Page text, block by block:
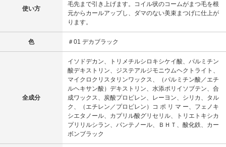
使い方
毛先まで引き上げます。コイル状のコームがまつ毛を根
元からカールアップし、ダマのない美束まつげに仕上が
ります。
色 ＃01 デカブラック
全成分
イソドデカン、トリメチルシロキシケイ酸、パルミチン
酸デキストリン、ジステアルジモニウムヘクトライト、
マイクロクリスタリンワックス、（パルミチン酸／エチ
ルヘキサン酸）デキストリン、水添ポリイソブテン、合
成ワックス、炭酸プロピレン、レーヨン、シリカ、タル
ク、（エチレン／プロピレン）コ ポ リ マ ー、フェノキ
シエタノール、カプリル酸グリセリル、トリエトキシカ
プリリルシラン、パンテノール、ＢＨＴ、酸化鉄、カー
ボンブラック